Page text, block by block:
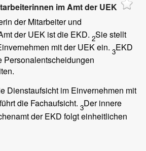
im Amt der UEK
der Mitarbeiter und
der UEK ist die EKD. 2Sie stellt
mit der UEK ein. 3EKD
Personalentscheidungen
Dienstaufsicht im Einvernehmen mit
die Fachaufsicht. 3Der innere
der EKD folgt einheitlichen